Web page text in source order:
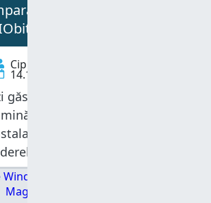
Dezinstalatoare de
vs Ashampoo vs Revo
Ciprian Adrian Rusen
14.12.2012
găsești o mulțime de aplicații
din sistem a altor
dar și eliminării
sau setărilor de regiștri
lor. În teorie, acesta este un
ajută la